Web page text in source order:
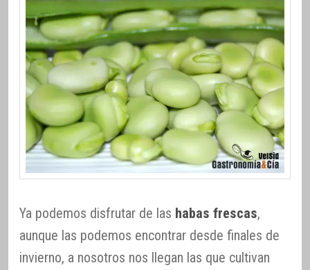
Ya podemos disfrutar de las habas frescas,
aunque las podemos encontrar desde finales de
invierno, a nosotros nos llegan las que cultivan